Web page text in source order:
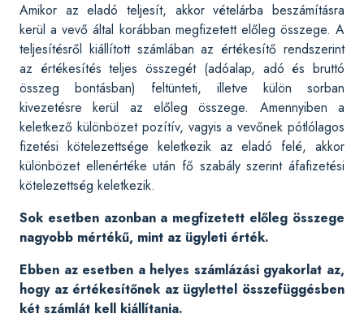
Amikor az eladó teljesít, akkor vételárba beszámításra
kerül a vevő által korábban megfizetett előleg összege. A
teljesítésről kiállított számlában az értékesítő rendszerint
az értékesítés teljes összegét (adóalap, adó és bruttó
összeg bontásban) feltünteti, illetve külön sorban
kivezetésre kerül az előleg összege. Amennyiben a
keletkező különbözet pozítív, vagyis a vevőnek pótlólagos
fizetési kötelezettsége keletkezik az eladó felé, akkor
különbözet ellenértéke után fő szabály szerint áfafizetési
kötelezettség keletkezik.
Sok esetben azonban a megfizetett előleg összege
nagyobb mértékű, mint az ügyleti érték.
Ebben az esetben a helyes számlázási gyakorlat az,
hogy az értékesítőnek az ügylettel összefüggésben
két számlát kell kiállítania.